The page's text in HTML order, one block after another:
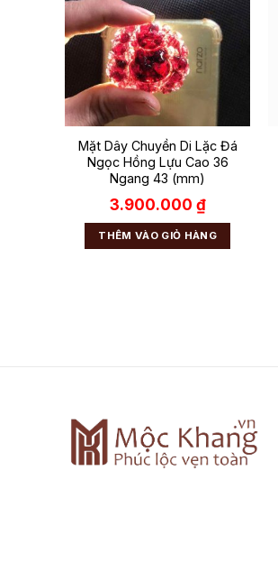
Mặt Dây Chuyền Di Lặc Đá
Ngọc Hồng Lựu Cao 36
Ngang 43 (mm)
3.900.000 ₫
THÊM VÀO GIỎ HÀNG